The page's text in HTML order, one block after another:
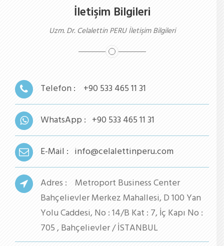
İletişim Bilgileri
Uzm. Dr. Celalettin PERU İletişim Bilgileri
Telefon : +90 533 465 11 31
WhatsApp : +90 533 465 11 31
E-Mail : info@celalettinperu.com
Adres : Metroport Business Center
Bahçelievler Merkez Mahallesi, D 100 Yan
Yolu Caddesi, No : 14/B Kat : 7, İç Kapı No :
705 , Bahçelievler / İSTANBUL